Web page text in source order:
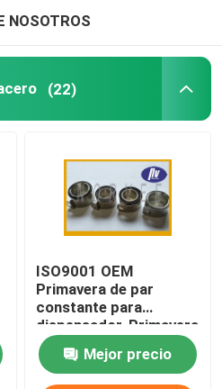
NOSOTROS
(22)
ISO9001 OEM
Primavera de par
constante para
dispensador, Primavera
de bobina de fuerza
constanteMejor precio